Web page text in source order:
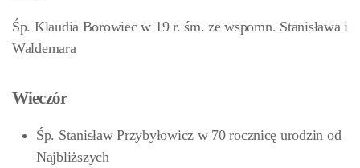
Śp. Klaudia Borowiec w 19 r. śm. ze wspomn. Stanisława i
Waldemara
Wieczór
Śp. Stanisław Przybyłowicz w 70 rocznicę urodzin od
Najbliższych